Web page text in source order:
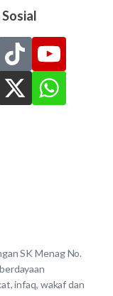
SK Menag No.
infaq, wakaf dan